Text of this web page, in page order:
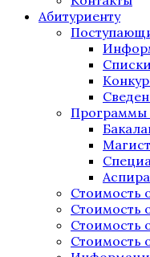
Абитуриенту
Программы
Стоимость
Стоимость
Стоимость
Стоимость